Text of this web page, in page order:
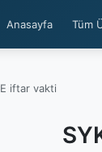
Anasayfa Tüm
iftar vakti